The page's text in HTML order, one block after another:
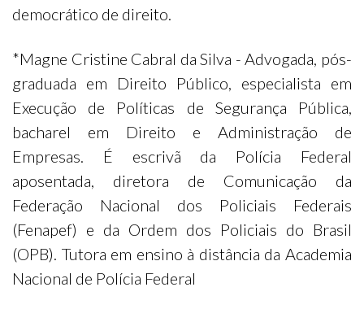
democrático de direito.
*Magne Cristine Cabral da Silva - Advogada, pós-
graduada em Direito Público, especialista em
Execução de Políticas de Segurança Pública,
bacharel em Direito e Administração de
Empresas. É escrivã da Polícia Federal
aposentada, diretora de Comunicação da
Federação Nacional dos Policiais Federais
(Fenapef) e da Ordem dos Policiais do Brasil
(OPB). Tutora em ensino à distância da Academia
Nacional de Polícia Federal